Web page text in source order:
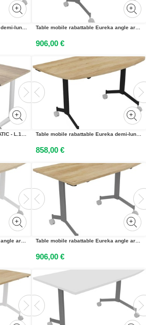
Table mobile rabattable Eureka demi-lune - L.140 x P.70 cm - Plateau Chêne - Pieds Noir Table mobile rabattable Eureka angle arrondi à gauche - L.150 x P.70 cm - Plateau Blanc - Pieds Aluminium
906,00 €
Table rabattable à roulettes PRATIC - L.160 x P.80 cm - Plateau Chêne Canadien - Pieds Aluminium Table mobile rabattable Eureka demi-lune - L.140 x P.70 cm - Plateau Chêne Nebraska - Pieds Noir
858,00 €
Table mobile rabattable Eureka angle arrondi à droite - L.150 x P.70 cm - Plateau Chêne - Pieds Blanc Table mobile rabattable Eureka angle arrondi à droite - L.150 x P.70 cm - Plateau Chêne Nebraska - Pieds Aluminium
906,00 €